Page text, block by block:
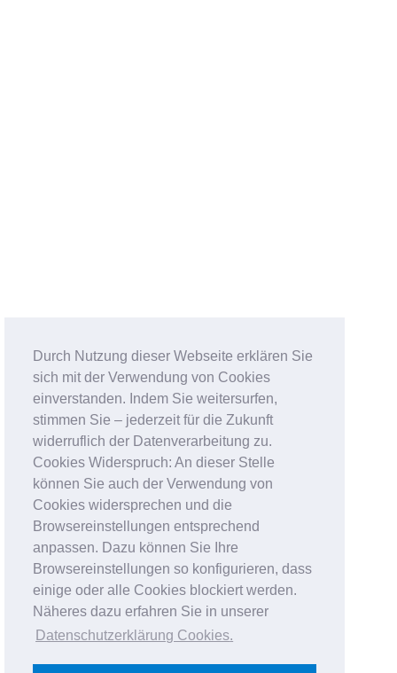
Durch Nutzung dieser Webseite erklären Sie
sich mit der Verwendung von Cookies
einverstanden. Indem Sie weitersurfen,
stimmen Sie – jederzeit für die Zukunft
widerruflich der Datenverarbeitung zu.
Cookies Widerspruch: An dieser Stelle
können Sie auch der Verwendung von
Cookies widersprechen und die
Browsereinstellungen entsprechend
anpassen. Dazu können Sie Ihre
Browsereinstellungen so konfigurieren, dass
einige oder alle Cookies blockiert werden.
Näheres dazu erfahren Sie in unserer
Datenschutzerklärung Cookies.